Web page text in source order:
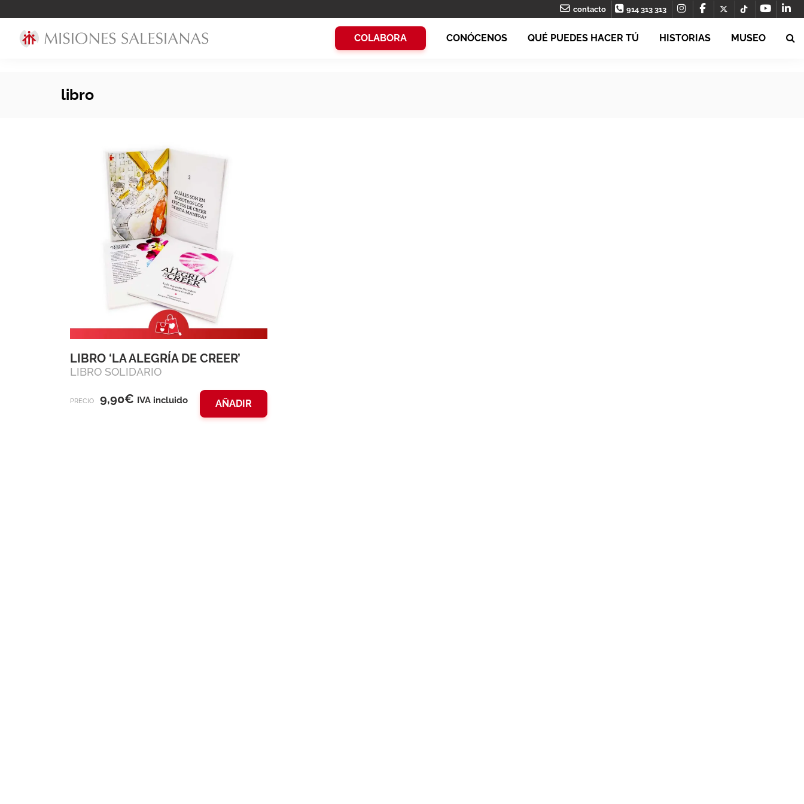
contacto 914 313 313
COLABORA CONÓCENOS QUÉ PUEDES HACER TÚ HISTORIAS MUSEO
libro
LIBRO ‘LA ALEGRÍA DE CREER’
LIBRO SOLIDARIO
PRECIO 9,90€ IVA incluido AÑADIR